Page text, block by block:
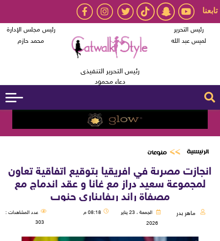
تابعنا
رئيس التحرير
لميس عبد الله
رئيس التحرير التنفيذى
دعاء محمود
رئيس مجلس الإدارة
محمد حازم
الرئيسية منوعات
انجازت مصرىة في افريقيا بتوقيع اتفاقية تعاون
لمجموعة سعيد دراز مع غانا و عقد اندماج مع
مصفاة راند ريفايناري جنوب
ماهر بدر
الجمعة ، 23 يناير
2026
08:18 م
عدد المشاهدات :
303